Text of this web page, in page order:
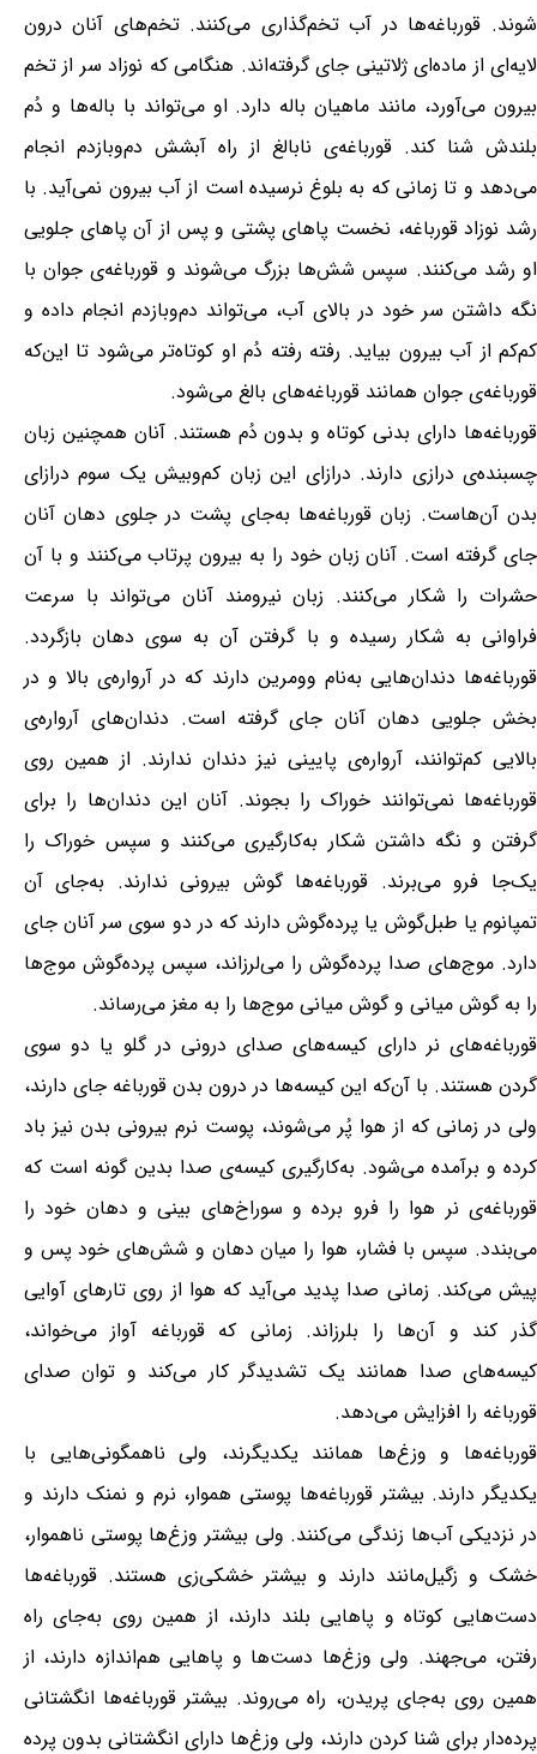
شوند. قورباغه‌ها در آب تخم‌گذاری می‌کنند. تخم‌های آنان درون
لایه‌ای از ماده‌ای ژلاتینی جای گرفته‌اند. هنگامی که نوزاد سر از تخم
بیرون می‌آورد، مانند ماهیان باله دارد. او می‌تواند با باله‌ها و دُم
بلندش شنا کند. قورباغه‌ی نابالغ از راه آبشش دم‌وبازدم انجام
می‌دهد و تا زمانی که به بلوغ نرسیده است از آب بیرون نمی‌آید. با
رشد نوزاد قورباغه، نخست پاهای پشتی و پس از آن پاهای جلویی
او رشد می‌کنند. سپس شش‌ها بزرگ می‌شوند و قورباغه‌ی جوان با
نگه داشتن سر خود در بالای آب، می‌تواند دم‌وبازدم انجام داده و
کم‌کم از آب بیرون بیاید. رفته رفته دُم او کوتاه‌تر می‌شود تا این‌که
قورباغه‌ی جوان همانند قورباغه‌های بالغ می‌شود.
قورباغه‌ها دارای بدنی کوتاه و بدون دُم هستند. آنان همچنین زبان
چسبنده‌ی درازی دارند. درازای این زبان کم‌وبیش یک سوم درازای
بدن آن‌هاست. زبان قورباغه‌ها به‌جای پشت در جلوی دهان آنان
جای گرفته است. آنان زبان خود را به بیرون پرتاب می‌کنند و با آن
حشرات را شکار می‌کنند. زبان نیرومند آنان می‌تواند با سرعت
فراوانی به شکار رسیده و با گرفتن آن به سوی دهان بازگردد.
قورباغه‌ها دندان‌هایی به‌نام وومرین دارند که در آرواره‌ی بالا و در
بخش جلویی دهان آنان جای گرفته است. دندان‌های آرواره‌ی
بالایی کم‌توانند، آرواره‌ی پایینی نیز دندان ندارند. از همین روی
قورباغه‌ها نمی‌توانند خوراک را بجوند. آنان این دندان‌ها را برای
گرفتن و نگه داشتن شکار به‌کارگیری می‌کنند و سپس خوراک را
یک‌جا فرو می‌برند. قورباغه‌ها گوش بیرونی ندارند. به‌جای آن
تمپانوم یا طبل‌گوش یا پرده‌گوش دارند که در دو سوی سر آنان جای
دارد. موج‌های صدا پرده‌گوش را می‌لرزاند، سپس پرده‌گوش موج‌ها
را به گوش میانی و گوش میانی موج‌ها را به مغز می‌رساند.
قورباغه‌های نر دارای کیسه‌های صدای درونی در گلو یا دو سوی
گردن هستند. با آن‌که این کیسه‌ها در درون بدن قورباغه جای دارند،
ولی در زمانی که از هوا پُر می‌شوند، پوست نرم بیرونی بدن نیز باد
کرده و برآمده می‌شود. به‌کارگیری کیسه‌ی صدا بدین گونه است که
قورباغه‌ی نر هوا را فرو برده و سوراخ‌های بینی و دهان خود را
می‌بندد. سپس با فشار، هوا را میان دهان و شش‌های خود پس و
پیش می‌کند. زمانی صدا پدید می‌آید که هوا از روی تارهای آوایی
گذر کند و آن‌ها را بلرزاند. زمانی که قورباغه آواز می‌خواند،
کیسه‌های صدا همانند یک تشدیدگر کار می‌کند و توان صدای
قورباغه را افزایش می‌دهد.
قورباغه‌ها و وزغ‌ها همانند یکدیگرند، ولی ناهمگونی‌هایی با
یکدیگر دارند. بیشتر قورباغه‌ها پوستی هموار، نرم و نمنک دارند و
در نزدیکی آب‌ها زندگی می‌کنند. ولی بیشتر وزغ‌ها پوستی ناهموار،
خشک و زگیل‌مانند دارند و بیشتر خشکی‌زی هستند. قورباغه‌ها
دست‌هایی کوتاه و پاهایی بلند دارند، از همین روی به‌جای راه
رفتن، می‌جهند. ولی وزغ‌ها دست‌ها و پاهایی هم‌اندازه دارند، از
همین روی به‌جای پریدن، راه می‌روند. بیشتر قورباغه‌ها انگشتانی
پرده‌دار برای شنا کردن دارند، ولی وزغ‌ها دارای انگشتانی بدون پرده